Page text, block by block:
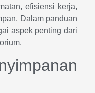
efisiensi kerja,
Dalam panduan
aspek penting dari